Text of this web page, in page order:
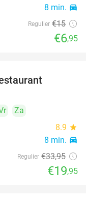
food
food
8 min. directions_car
Regulier €15
€6,95
Za
8.9 star
8 min. directions_car
Regulier €33,95
€19,95